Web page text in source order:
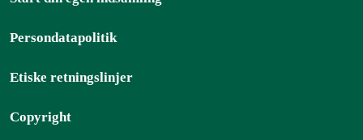
Persondatapolitik
Etiske retningslinjer
Copyright